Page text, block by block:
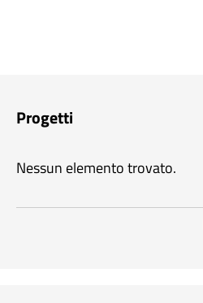
Progetti
Nessun elemento trovato.